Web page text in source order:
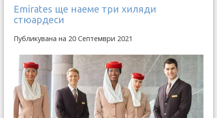
Emirates ще наеме три хиляди
стюардеси
Публикувана на 20 Септември 2021